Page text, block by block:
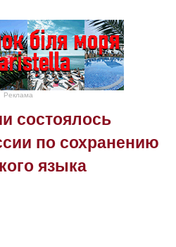
Реклама
состоялось
по сохранению
языка